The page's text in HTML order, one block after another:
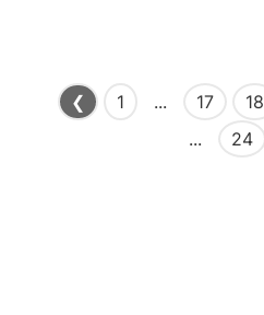
❮ 1 ... 17 18
...
24